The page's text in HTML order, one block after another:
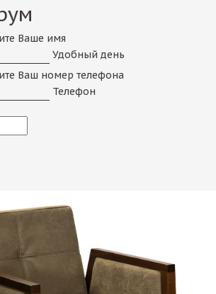
Ваше имя
Удобный день
Ваш номер телефона
Телефон